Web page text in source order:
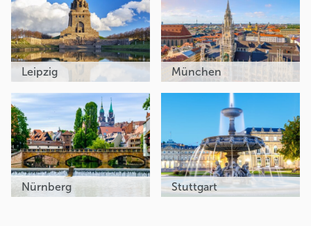
Leipzig München
Nürnberg Stuttgart